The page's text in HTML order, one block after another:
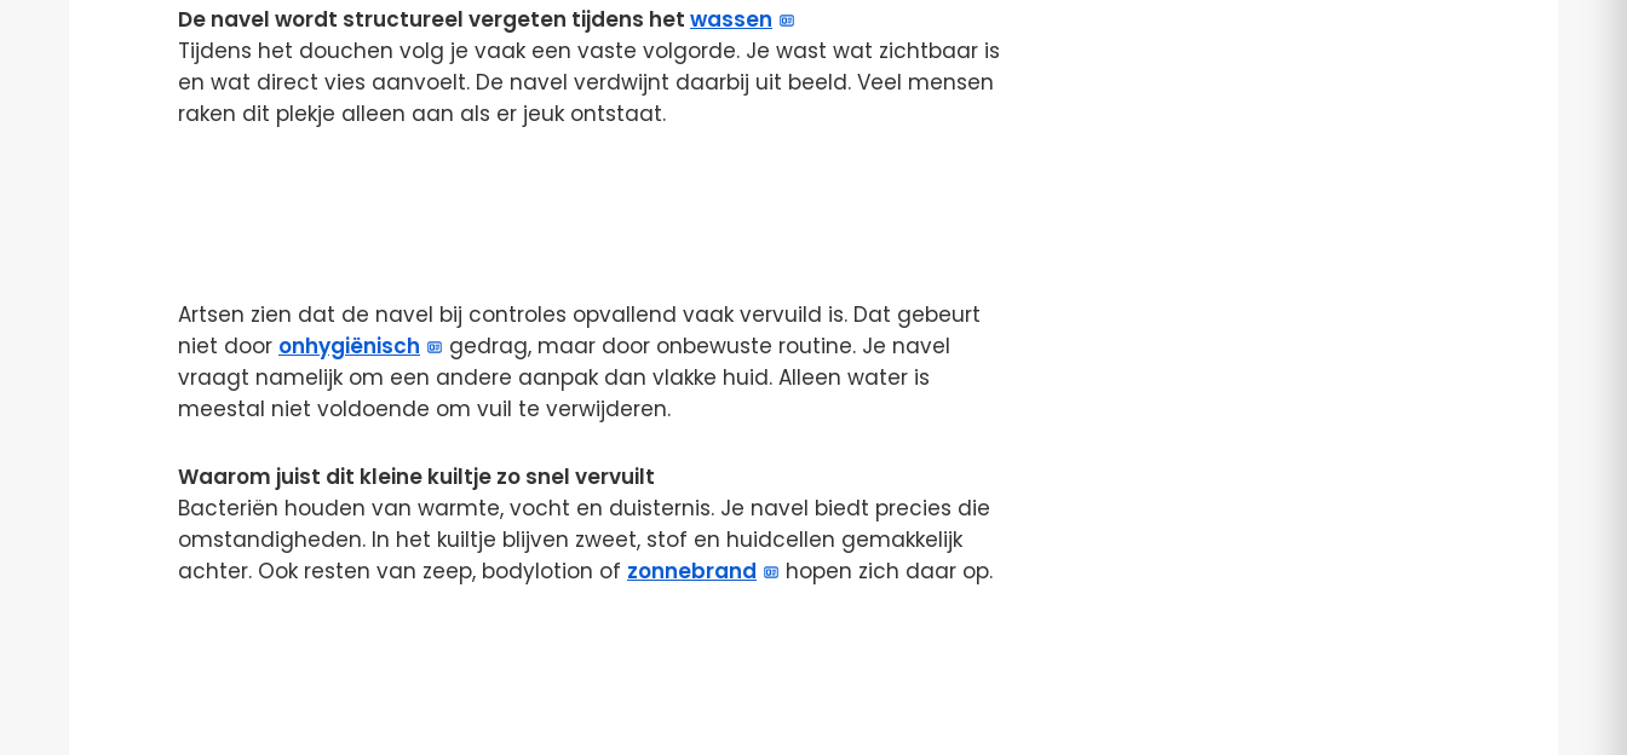
De navel wordt structureel vergeten tijdens het wassen
Tijdens het douchen volg je vaak een vaste volgorde. Je wast wat zichtbaar is
en wat direct vies aanvoelt. De navel verdwijnt daarbij uit beeld. Veel mensen
raken dit plekje alleen aan als er jeuk ontstaat.
Artsen zien dat de navel bij controles opvallend vaak vervuild is. Dat gebeurt
niet door onhygiënisch
gedrag, maar door onbewuste routine. Je navel
vraagt namelijk om een andere aanpak dan vlakke huid. Alleen water is
meestal niet voldoende om vuil te verwijderen.
Waarom juist dit kleine kuiltje zo snel vervuilt
Bacteriën houden van warmte, vocht en duisternis. Je navel biedt precies die
omstandigheden. In het kuiltje blijven zweet, stof en huidcellen gemakkelijk
achter. Ook resten van zeep, bodylotion of zonnebrand hopen zich daar op.